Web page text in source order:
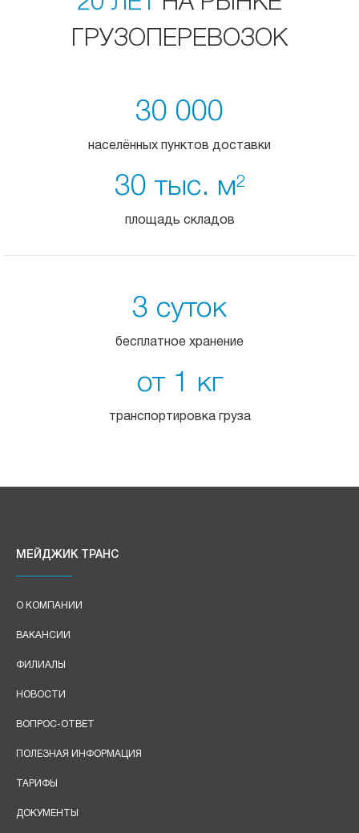
ГРУЗОПЕРЕВОЗОК
30 000
населённых пунктов доставки
30 тыс. м2
площадь складов
3 суток
бесплатное хранение
от 1 кг
транспортировка груза
МЕЙДЖИК ТРАНС
О КОМПАНИИ
ВАКАНСИИ
ФИЛИАЛЫ
НОВОСТИ
ВОПРОС-ОТВЕТ
ПОЛЕЗНАЯ ИНФОРМАЦИЯ
ТАРИФЫ
ДОКУМЕНТЫ